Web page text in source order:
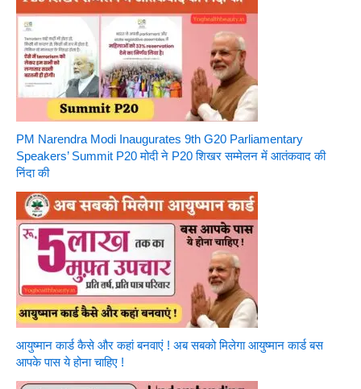
PM Narendra Modi Inaugurates 9th G20 Parliamentary
Speakers’ Summit P20 मोदी ने P20 शिखर सम्मेलन में आतंकवाद की
निंदा की
आयुष्मान कार्ड कैसे और कहां बनवाएं ! अब सबको मिलेगा आयुष्मान कार्ड बस
आपके पास ये होना चाहिए !